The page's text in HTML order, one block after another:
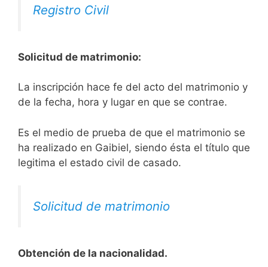
Registro Civil
Solicitud de matrimonio:
La inscripción hace fe del acto del matrimonio y
de la fecha, hora y lugar en que se contrae.
Es el medio de prueba de que el matrimonio se
ha realizado en Gaibiel, siendo ésta el título que
legitima el estado civil de casado.
Solicitud de matrimonio
Obtención de la nacionalidad.